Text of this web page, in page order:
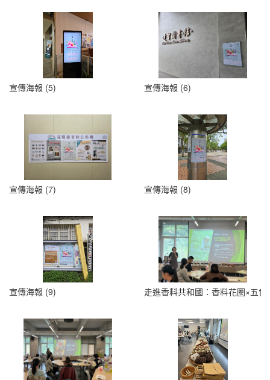
宣傳海報 (5) 宣傳海報 (6)
宣傳海報 (7) 宣傳海報 (8)
宣傳海報 (9) 走進香料共和國：香料花圈×五